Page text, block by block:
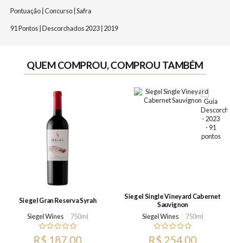
Pontuação | Concurso | Safra
91 Pontos | Descorchados 2023 | 2019
QUEM COMPROU, COMPROU TAMBÉM
Siegel Gran Reserva Syrah
Siegel Wines
750ml
R$ 187,00
Siegel Single Vineyard Cabernet
Sauvignon
Siegel Wines
750ml
R$ 254,00